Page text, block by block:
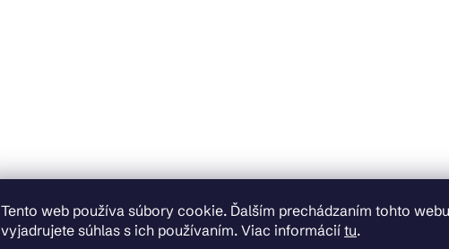
Tento web používa súbory cookie. Ďalším prechádzaním tohto webu
vyjadrujete súhlas s ich používaním. Viac informácií tu.